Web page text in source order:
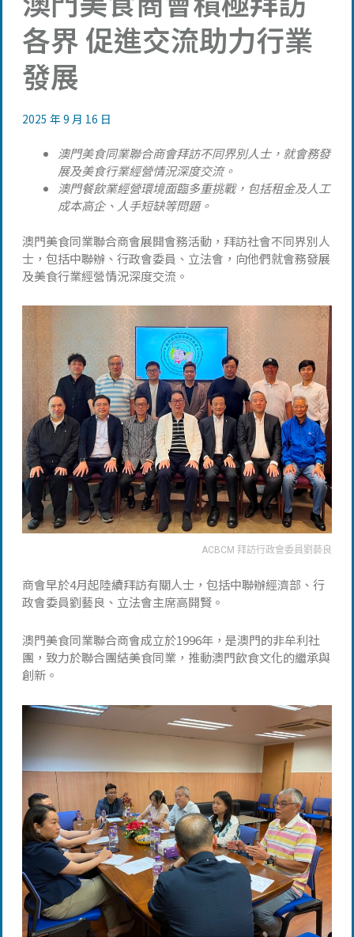
各界 促進交流助力行業
發展
2025 年 9 月 16 日
澳門美食同業聯合商會拜訪不同界別人士，就會務發
展及美食行業經營情況深度交流。
澳門餐飲業經營環境面臨多重挑戰，包括租金及人工
成本高企、人手短缺等問題。
澳門美食同業聯合商會展開會務活動，拜訪社會不同界別人
士，包括中聯辦、行政會委員、立法會，向他們就會務發展
及美食行業經營情況深度交流。
ACBCM 拜訪行政會委員劉藝良
商會早於4月起陸續拜訪有關人士，包括中聯辦經濟部、行
政會委員劉藝良、立法會主席高開賢。
澳門美食同業聯合商會成立於1996年，是澳門的非牟利社
團，致力於聯合團結美食同業，推動澳門飲食文化的繼承與
創新。